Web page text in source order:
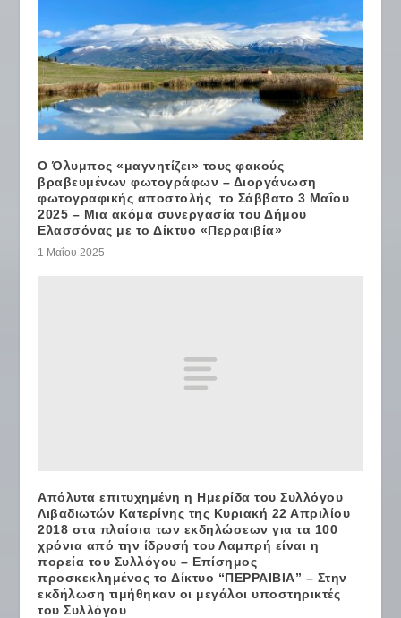
Ο Όλυμπος «μαγνητίζει» τους φακούς
βραβευμένων φωτογράφων – Διοργάνωση
φωτογραφικής αποστολής το Σάββατο 3 Μαΐου
2025 – Μια ακόμα συνεργασία του Δήμου
Ελασσόνας με το Δίκτυο «Περραιβία»
1 Μαΐου 2025
Απόλυτα επιτυχημένη η Ημερίδα του Συλλόγου
Λιβαδιωτών Κατερίνης της Κυριακή 22 Απριλίου
2018 στα πλαίσια των εκδηλώσεων για τα 100
χρόνια από την ίδρυσή του Λαμπρή είναι η
πορεία του Συλλόγου – Επίσημος
προσκεκλημένος το Δίκτυο “ΠΕΡΡΑΙΒΙΑ” – Στην
εκδήλωση τιμήθηκαν οι μεγάλοι υποστηρικτές
του Συλλόγου